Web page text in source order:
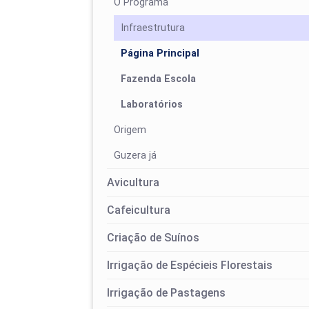
O Programa
Infraestrutura
Página Principal
Fazenda Escola
Laboratórios
Origem
Guzera já
Avicultura
Cafeicultura
Criação de Suínos
Irrigação de Espécieis Florestais
Irrigação de Pastagens